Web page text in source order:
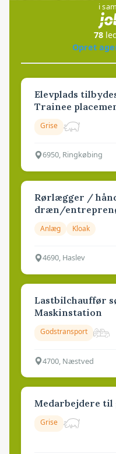
i
78
Opret
Elevplads
Trainee
Grise
6950, Ringkøbing
Rørlægger /
dræn/
Anlæg Kloak
4690, Haslev
Lastbilchauffør
Maskinstation
Godstransport
4700, Næstved
Medarbejdere
Grise